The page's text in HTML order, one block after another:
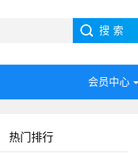
会员中心
热门排行